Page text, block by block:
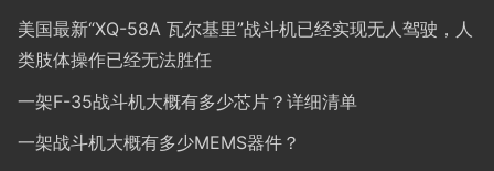
美国最新“XQ-58A 瓦尔基里”战斗机已经实现无人驾驶，人
类肢体操作已经无法胜任
一架F-35战斗机大概有多少芯片？详细清单
一架战斗机大概有多少MEMS器件？